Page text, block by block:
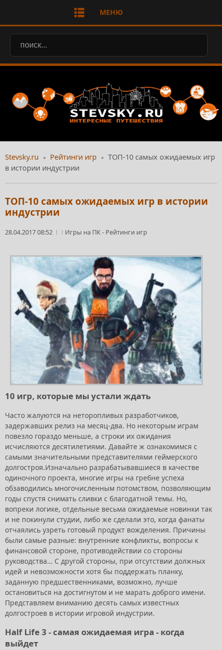
МЕНЮ
Stevsky.ru Рейтинги игр
ТОП-10 самых ожидаемых игр
в истории индустрии
ТОП-10 самых ожидаемых игр в истории
индустрии
28.04.2017 08:52 Игры на ПК- Рейтинги игр
10 игр, которые мы устали ждать
Часто жалуются на неторопливых разработчиков,
задержавших релиз на месяц-два. Но некоторым играм
повезло гораздо меньше, а строки их ожидания
исчисляются десятилетиями. Давайте ж ознакомимся с
самыми значительными представителями геймерского
долгостроя.Изначально разрабатывавшиеся в качестве
одиночного проекта, многие игры на гребне успеха
обзаводились многочисленным потомством, позволяющим
годы спустя снимать сливки с благодатной темы. Но,
вопреки логике, отдельные весьма ожидаемые новинки так
и не покинули студии, либо же сделали это, когда фанаты
отчаялись узреть готовый продукт вожделения. Причины
были самые разные: внутренние конфликты, вопросы к
финансовой стороне, противодействии со стороны
руководства… С другой стороны, при отсутствии должных
идей и невозможности хотя бы поддержать планку,
заданную предшественниками, возможно, лучше
остановиться на достигнутом и не марать доброго имени.
Представляем вниманию десять самых известных
долгостроев в истории игровой индустрии.
Half Life 3 - самая ожидаемая игра - когда
выйдет